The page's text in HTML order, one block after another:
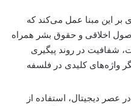
بر این مبنا عمل می‌کند که
اخلاقی و حقوق بشر همراه
شفافیت در روند پیگیری
واژه‌های کلیدی در فلسفه
در عصر دیجیتال، استفاده از